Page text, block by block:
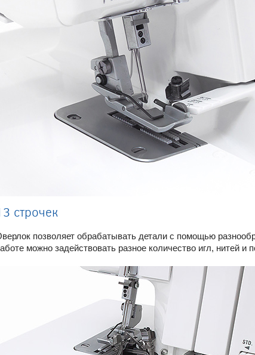
строчек
позволяет обрабатывать детали с помощью
можно задействовать разное количество игл, нитей и